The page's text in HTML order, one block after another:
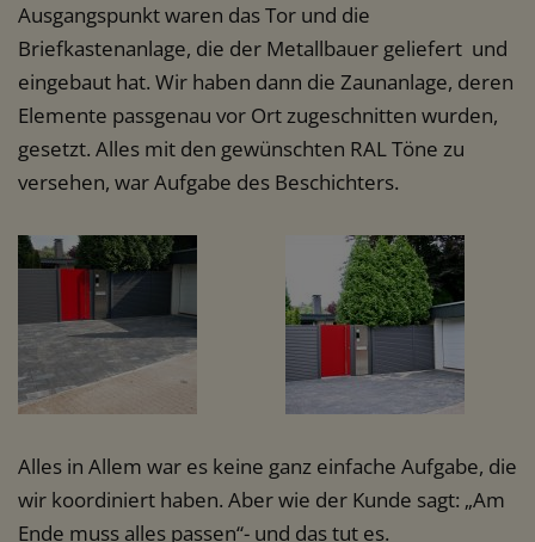
Ausgangspunkt waren das Tor und die
Briefkastenanlage, die der Metallbauer geliefert und
eingebaut hat. Wir haben dann die Zaunanlage, deren
Elemente passgenau vor Ort zugeschnitten wurden,
gesetzt. Alles mit den gewünschten RAL Töne zu
versehen, war Aufgabe des Beschichters.
Alles in Allem war es keine ganz einfache Aufgabe, die
wir koordiniert haben. Aber wie der Kunde sagt: „Am
Ende muss alles passen“- und das tut es.